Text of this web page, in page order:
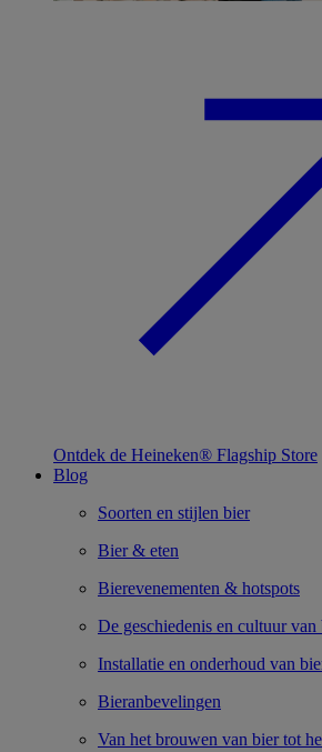
Ontdek de Heineken® Flagship Store
Blog
Soorten en stijlen bier
Bier & eten
Bierevenementen & hotspots
De geschiedenis en cultuur van
Installatie en onderhoud van
Bieranbevelingen
Van het brouwen van bier tot